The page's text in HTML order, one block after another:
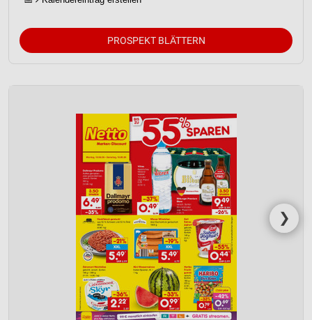
PROSPEKT BLÄTTERN
❯